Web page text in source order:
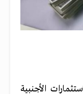
الأجنبية